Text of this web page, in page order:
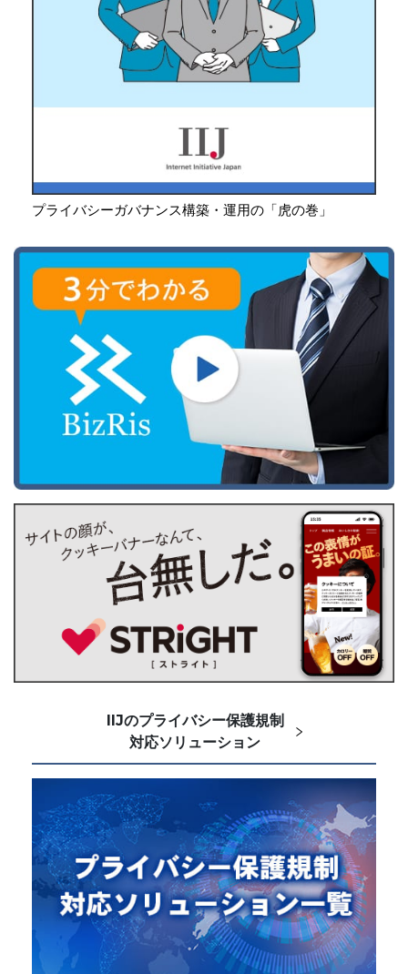
プライバシーガバナンス構築・運用の「虎の巻」
IIJのプライバシー保護規制
対応ソリューション